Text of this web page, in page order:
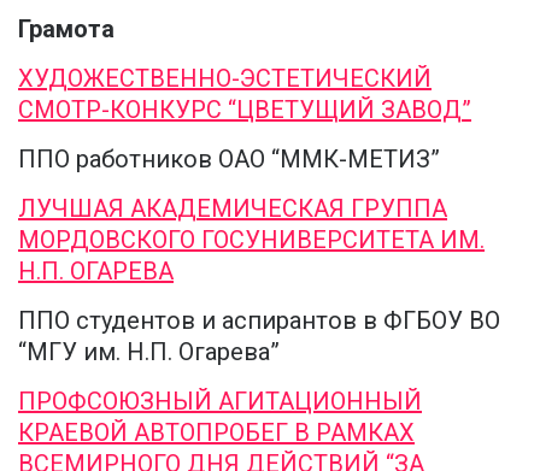
Грамота
ХУДОЖЕСТВЕННО-ЭСТЕТИЧЕСКИЙ
СМОТР-КОНКУРС “ЦВЕТУЩИЙ ЗАВОД”
ППО работников ОАО “ММК-МЕТИЗ”
ЛУЧШАЯ АКАДЕМИЧЕСКАЯ ГРУППА
МОРДОВСКОГО ГОСУНИВЕРСИТЕТА ИМ.
Н.П. ОГАРЕВА
ППО студентов и аспирантов в ФГБОУ ВО
“МГУ им. Н.П. Огарева”
ПРОФСОЮЗНЫЙ АГИТАЦИОННЫЙ
КРАЕВОЙ АВТОПРОБЕГ В РАМКАХ
ВСЕМИРНОГО ДНЯ ДЕЙСТВИЙ “ЗА